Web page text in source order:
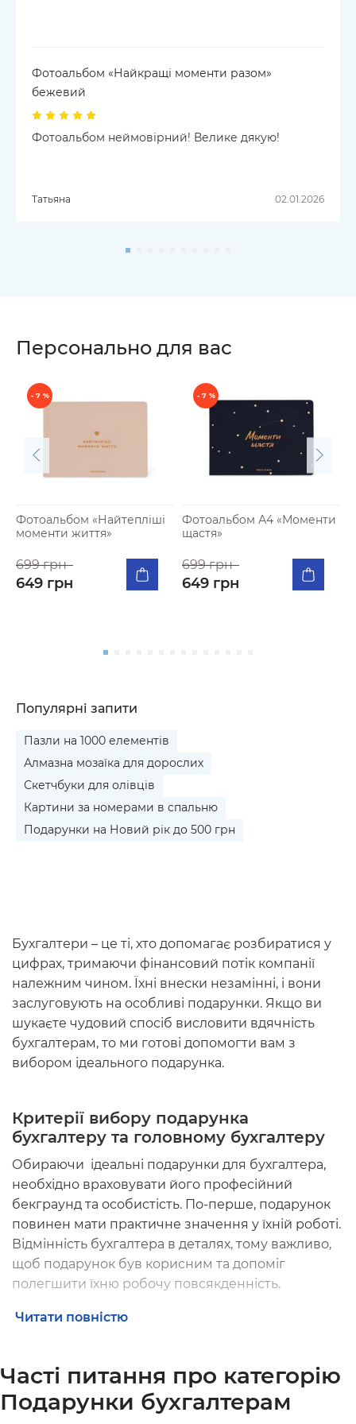
Фотоальбом «Найкращі моменти разом»
бежевий
Фотоальбом неймовірний! Велике дякую!
Татьяна 02.01.2026
Персонально для вас
- 7 %
Фотоальбом «Найтепліші
моменти життя»
699 грн
649 грн
- 7 %
Фотоальбом А4 «Моменти
щастя»
699 грн
649 грн
Популярні запити
Пазли на 1000 елементів
Алмазна мозаїка для дорослих
Скетчбуки для олівців
Картини за номерами в спальню
Подарунки на Новий рік до 500 грн
Бухгалтери – це ті, хто допомагає розбиратися у
цифрах, тримаючи фінансовий потік компанії
належним чином. Їхні внески незамінні, і вони
заслуговують на особливі подарунки. Якщо ви
шукаєте чудовий спосіб висловити вдячність
бухгалтерам, то ми готові допомогти вам з
вибором ідеального подарунка.
Критерії вибору подарунка
бухгалтеру та головному бухгалтеру
Обираючи ідеальні подарунки для бухгалтера,
необхідно враховувати його професійний
бекграунд та особистість. По-перше, подарунок
повинен мати практичне значення у їхній роботі.
Відмінність бухгалтера в деталях, тому важливо,
щоб подарунок був корисним та допоміг
полегшити їхню робочу повсякденність.
Зважаючи на це, найкраще обирати предмети,
або оригінальні аксесуари для офісного столу. Це
дозволить їм більш ефективно керувати часом та
завданнями.
Читати повністю
Часті питання про категорію
Подарунки бухгалтерам